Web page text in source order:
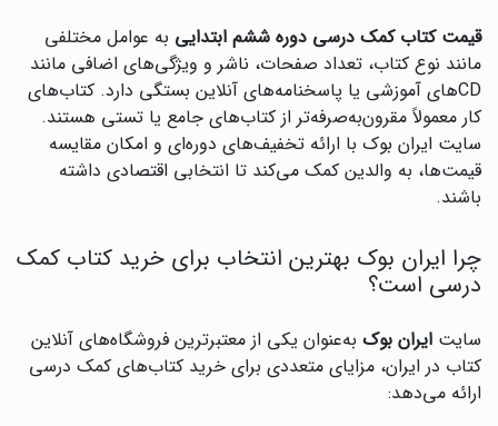
قیمت کتاب کمک درسی دوره ششم ابتدایی به عوامل مختلفی
مانند نوع کتاب، تعداد صفحات، ناشر و ویژگی‌های اضافی مانند
CDهای آموزشی یا پاسخنامه‌های آنلاین بستگی دارد. کتاب‌های
کار معمولاً مقرون‌به‌صرفه‌تر از کتاب‌های جامع یا تستی هستند.
سایت ایران بوک با ارائه تخفیف‌های دوره‌ای و امکان مقایسه
قیمت‌ها، به والدین کمک می‌کند تا انتخابی اقتصادی داشته
باشند.
چرا ایران بوک بهترین انتخاب برای خرید کتاب کمک
درسی است؟
سایت ایران بوک به‌عنوان یکی از معتبرترین فروشگاه‌های آنلاین
کتاب در ایران، مزایای متعددی برای خرید کتاب‌های کمک درسی
ارائه می‌دهد: